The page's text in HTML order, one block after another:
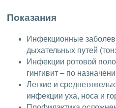
Показания
Инфекционные
дыхательных путей
Инфекции ротовой
гингивит – по
Легкие и
инфекции уха, носа и